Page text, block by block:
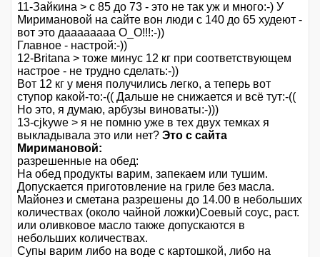
11-Зайкина > с 85 до 73 - это не так уж и много:-) У
Миримановой на сайте вон люди с 140 до 65 худеют -
вот это даааааааа О_О!!!:-))
Главное - настрой:-))
12-Britana > тоже минус 12 кг при соответствующем
настрое - не трудно сделать:-))
Вот 12 кг у меня получились легко, а теперь вот
ступор какой-то:-(( Дальше не снижается и всё тут:-((
Но это, я думаю, арбузы виноваты:-)))
13-cjkywe > я не помню уже в тех двух темках я
выкладывала это или нет? Это с сайта
Миримановой:
разрешенные на обед:
На обед продукты варим, запекаем или тушим.
Допускается приготовление на гриле без масла.
Майонез и сметана разрешены до 14.00 в небольших
количествах (около чайной ложки)Соевый соус, раст.
или оливковое масло также допускаются в
небольших количествах.
Супы варим либо на воде с картошкой, либо на